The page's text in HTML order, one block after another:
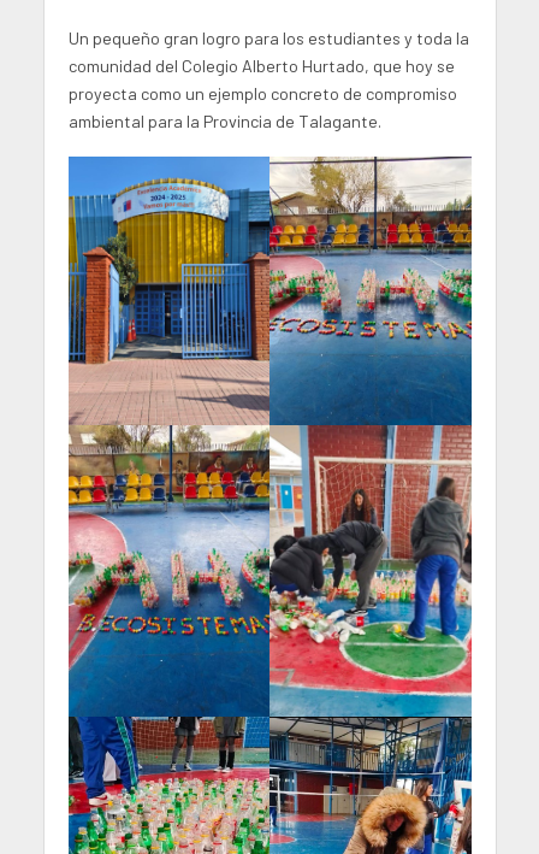
Un pequeño gran logro para los estudiantes y toda la
comunidad del Colegio Alberto Hurtado, que hoy se
proyecta como un ejemplo concreto de compromiso
ambiental para la Provincia de Talagante.